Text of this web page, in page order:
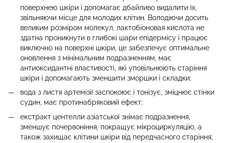
поверхнею шкіри і допомагає дбайливо видалити їх,
звільняючи місце для молодих клітин. Володіючи досить
великим розміром молекул, лактобіоновая кислота не
здатна проникнути в глибокі шари епідермісу і працює
виключно на поверхні шкіри, це забезпечує оптимальне
оновлення з мінімальним подразненням, має
антиоксидантні властивості, які уповільнюють старіння
шкіри і допомагають зменшити зморшки і складки;
вода з листя артемізії заспокоює і тонізує, зміцнює стінки
судин, має протинабряковий ефект;
екстракт центелли азіатської знімає подразнення,
зменшує почервоніння, покращує мікроциркуляцію, а
також захищає клітини шкіри від передчасного старіння;